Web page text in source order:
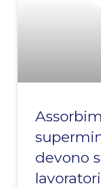
devono
lavoratori